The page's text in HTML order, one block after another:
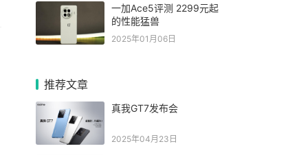
一加Ace5评测 2299元起
的性能猛兽
2025年01月06日
推荐文章
真我GT7发布会
2025年04月23日